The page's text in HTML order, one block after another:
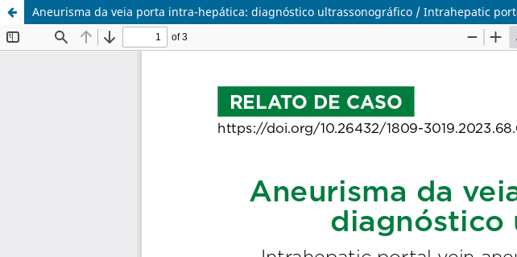
Aneurisma da veia porta intra-hepática: diagnóstico ultrassonográfico / Intrahepatic